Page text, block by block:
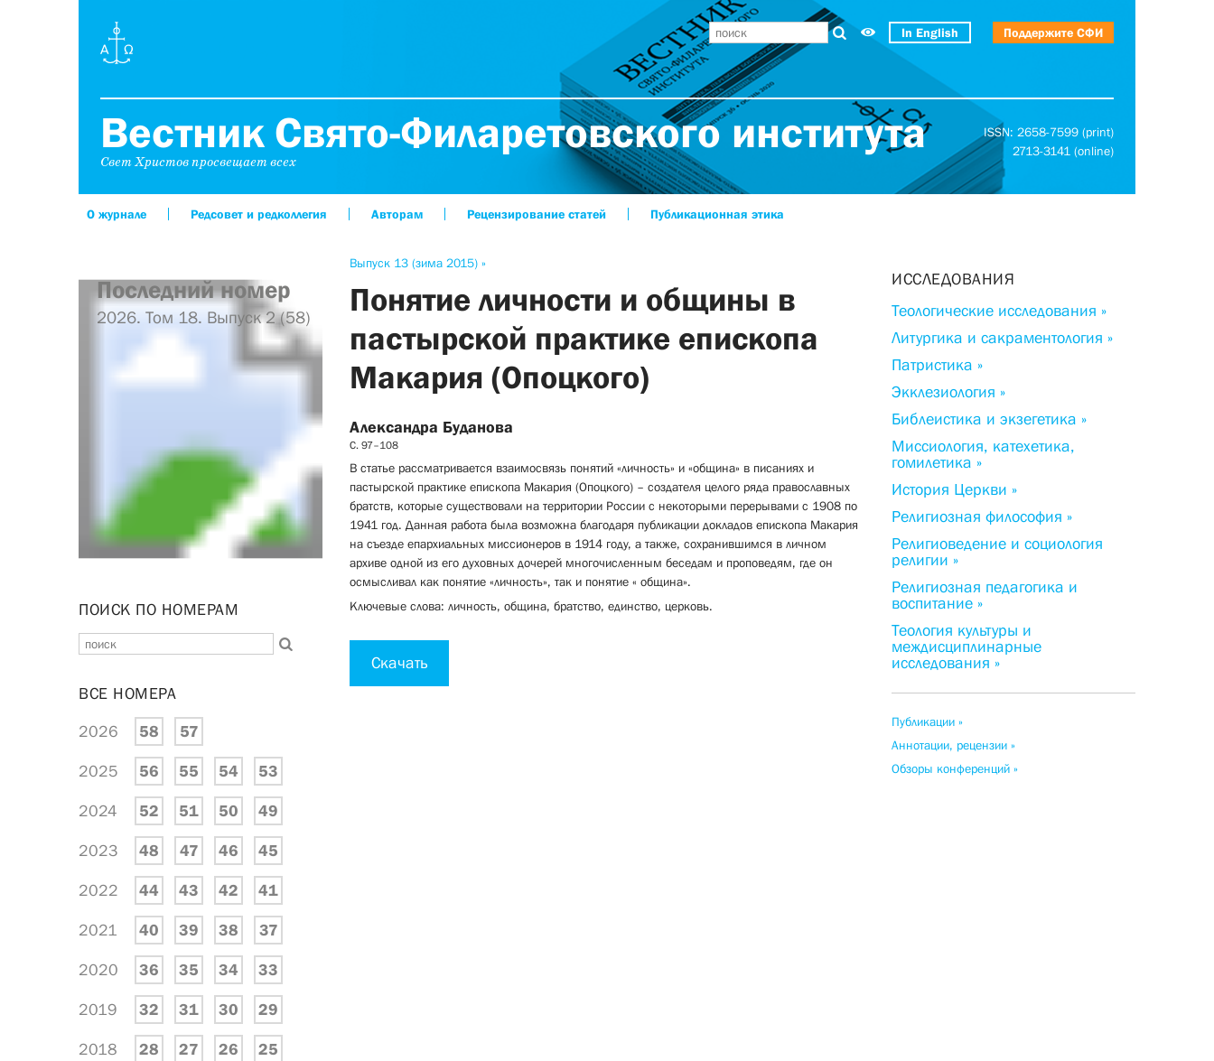
In English Поддержите СФИ
Вестник Свято-Филаретовского института
Свет Христов просвещает всех
ISSN: 2658-7599 (print)
2713-3141 (online)
О журнале Редсовет и редколлегия Авторам Рецензирование статей Публикационная этика
Выпуск 13 (зима 2015) »
Понятие личности и общины в
пастырской практике епископа
Макария (Опоцкого)
Александра Буданова
С. 97–108
В статье рассматривается взаимосвязь понятий «личность» и «община» в писаниях и
пастырской практике епископа Макария (Опоцкого) – создателя целого ряда православных
братств, которые существовали на территории России с некоторыми перерывами с 1908 по
1941 год. Данная работа была возможна благодаря публикации докладов епископа Макария
на съезде епархиальных миссионеров в 1914 году, а также, сохранившимся в личном
архиве одной из его духовных дочерей многочисленным беседам и проповедям, где он
осмысливал как понятие «личность», так и понятие « община».
Ключевые слова: личность, община, братство, единство, церковь.
Скачать
Последний номер
2026. Том 18. Выпуск 2 (58)
ПОИСК ПО НОМЕРАМ
ВСЕ НОМЕРА
2026 58 57
2025 56 55 54 53
2024 52 51 50 49
2023 48 47 46 45
2022 44 43 42 41
2021 40 39 38 37
2020 36 35 34 33
2019 32 31 30 29
2018 28 27 26 25
ИССЛЕДОВАНИЯ
Теологические исследования »
Литургика и сакраментология »
Патристика »
Экклезиология »
Библеистика и экзегетика »
Миссиология, катехетика,
гомилетика »
История Церкви »
Религиозная философия »
Религиоведение и социология
религии »
Религиозная педагогика и
воспитание »
Теология культуры и
междисциплинарные
исследования »
Публикации »
Аннотации, рецензии »
Обзоры конференций »